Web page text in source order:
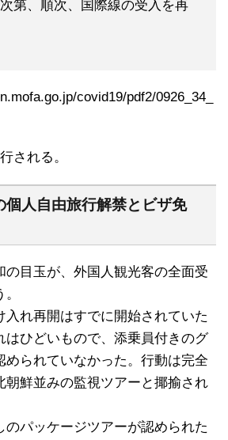
第、順次、国際線の受入を再
covid19/pdf2/0926_34_
される。
個人自由旅行解禁とビザ免
の目玉が、外国人観光客の全面受
入れ再開はすでに開始されていた
はひどいもので、添乗員付きのグ
められていなかった。行動は完全
朝鮮並みの監視ツアーと揶揄され
のパッケージツアーが認められた